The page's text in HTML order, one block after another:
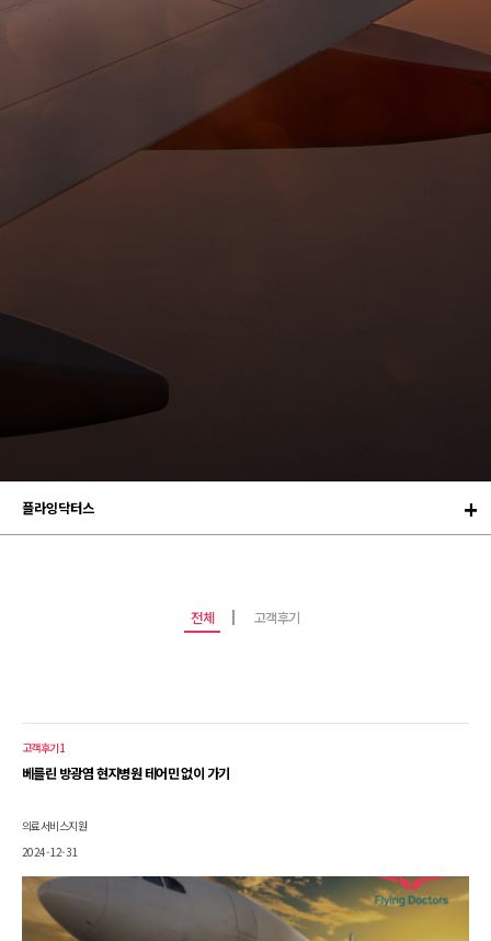
플라잉닥터스
전체 고객후기
고객후기1
베를린 방광염 현지병원 테어민 없이 가기
의료서비스지원
2024-12-31